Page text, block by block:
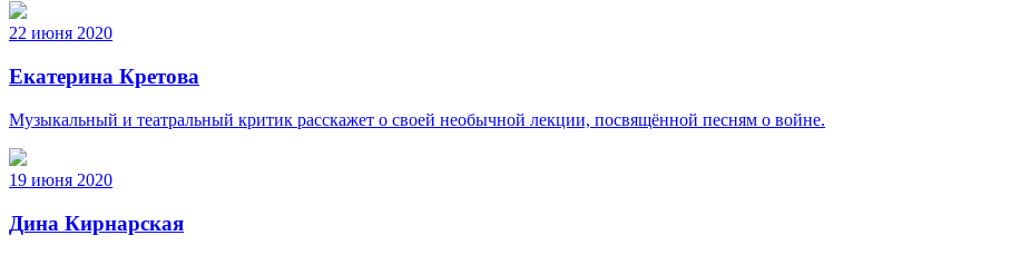
22 июня 2020
Екатерина Кретова
Музыкальный и театральный критик расскажет о своей необычной лекции, посвящённой песням о войне.
19 июня 2020
Дина Кирнарская